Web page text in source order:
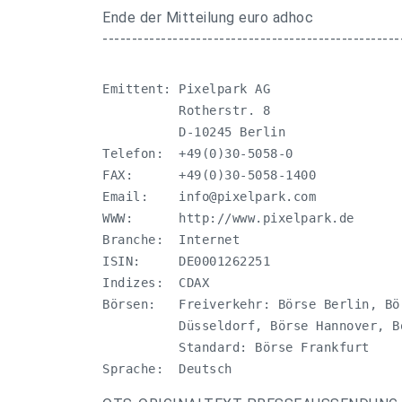
Ende der Mitteilung euro adhoc
Emittent: Pixelpark AG
          Rotherstr. 8
          D-10245 Berlin
Telefon:  +49(0)30-5058-0
FAX:      +49(0)30-5058-1400
Email: info@pixelpark.com
WWW:      http://www.pixelpark.de
Branche:  Internet
ISIN:     DE0001262251
Indizes:  CDAX
Börsen:   Freiverkehr: Börse Berlin,
Düsseldorf, Börse Hannover,
          Standard: Börse Frankfurt
Sprache:  Deutsch